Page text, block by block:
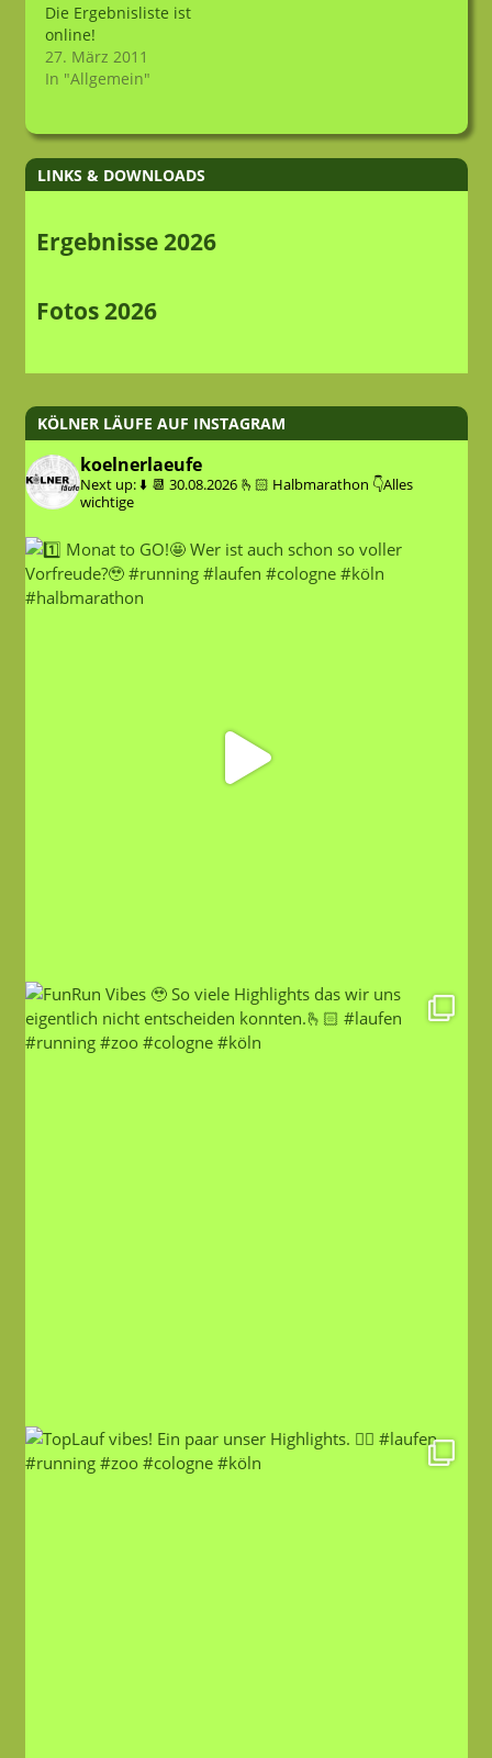
Die Ergebnisliste ist
online!
27. März 2011
In "Allgemein"
LINKS & DOWNLOADS
Ergebnisse 2026
Fotos 2026
KÖLNER LÄUFE AUF INSTAGRAM
koelnerlaeufe
Next up: ⬇️ 📆 30.08.2026 🫰🏻 Halbmarathon 👇Alles
wichtige